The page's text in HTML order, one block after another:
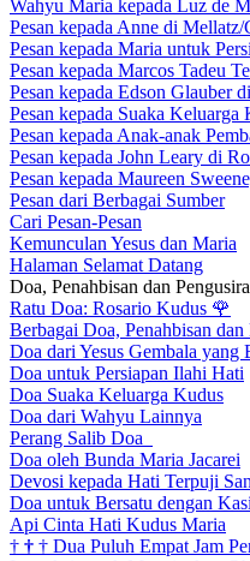
Wahyu Maria kepada Luz de
Pesan kepada Anne di Mellatz/
Pesan kepada Maria untuk
Pesan kepada Marcos Tadeu
Pesan kepada Edson Glauber
Pesan kepada Suaka Keluarga
Pesan kepada Anak-anak
Pesan kepada John Leary di
Pesan kepada Maureen
Pesan dari Berbagai Sumber
Cari Pesan-Pesan
Kemunculan Yesus dan Maria
Halaman Selamat Datang
Doa, Penahbisan dan
Ratu Doa: Rosario Kudus 🌹
Berbagai Doa, Penahbisan dan
Doa dari Yesus Gembala yang
Doa untuk Persiapan Ilahi Hati
Doa Suaka Keluarga Kudus
Doa dari Wahyu Lainnya
Perang Salib Doa
Doa oleh Bunda Maria Jacarei
Devosi kepada Hati Terpuji
Doa untuk Bersatu dengan
Api Cinta Hati Kudus Maria
† † † Dua Puluh Empat Jam